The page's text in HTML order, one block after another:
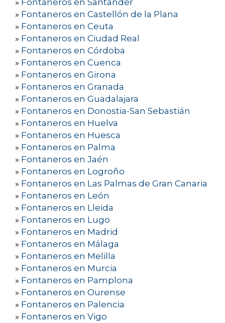
» Fontaneros en Santander
» Fontaneros en Castellón de la Plana
» Fontaneros en Ceuta
» Fontaneros en Ciudad Real
» Fontaneros en Córdoba
» Fontaneros en Cuenca
» Fontaneros en Girona
» Fontaneros en Granada
» Fontaneros en Guadalajara
» Fontaneros en Donostia-San Sebastián
» Fontaneros en Huelva
» Fontaneros en Huesca
» Fontaneros en Palma
» Fontaneros en Jaén
» Fontaneros en Logroño
» Fontaneros en Las Palmas de Gran Canaria
» Fontaneros en León
» Fontaneros en Lleida
» Fontaneros en Lugo
» Fontaneros en Madrid
» Fontaneros en Málaga
» Fontaneros en Melilla
» Fontaneros en Murcia
» Fontaneros en Pamplona
» Fontaneros en Ourense
» Fontaneros en Palencia
» Fontaneros en Vigo